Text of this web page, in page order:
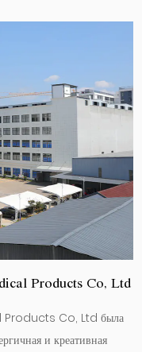
Products Co, Ltd
Co, Ltd была
и креативная